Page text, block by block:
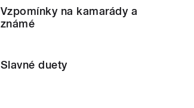
Vzpomínky na kamarády a
známé
Slavné duety